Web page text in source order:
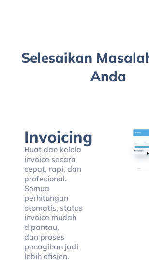
Selesaikan
Anda
Invoicing
Buat dan kelola
invoice secara
cepat, rapi, dan
profesional.
Semua
perhitungan
otomatis, status
invoice mudah
dipantau,
dan proses
penagihan jadi
lebih efisien.